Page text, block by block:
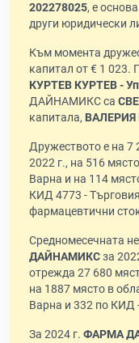
202278025, е
други юридически
Към момента
капитал от € 1 023.
КУРТЕВ КУРТЕВ -
ДАЙНАМИКС са
капитала,
Дружеството е на 7
2022 г., на 516
Варна и на 114
КИД 4773 -
фармацевтични
Средномесечната
ДАЙНАМИКСза
отрежда 27 680
на 1887 място в
Варна и 332 по КИД
За 2024 г. ФАРМА